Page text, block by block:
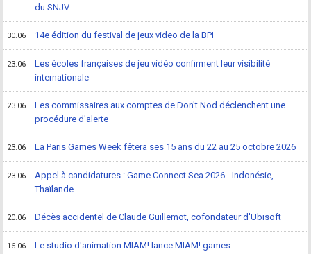
du SNJV
30.06 14e édition du festival de jeux video de la BPI
23.06
Les écoles françaises de jeu vidéo confirment leur visibilité
internationale
23.06
Les commissaires aux comptes de Don't Nod déclenchent une
procédure d'alerte
23.06 La Paris Games Week fêtera ses 15 ans du 22 au 25 octobre 2026
23.06
Appel à candidatures : Game Connect Sea 2026 - Indonésie,
Thaïlande
20.06 Décès accidentel de Claude Guillemot, cofondateur d'Ubisoft
16.06 Le studio d'animation MIAM! lance MIAM! games